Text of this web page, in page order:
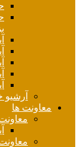
آرشیو
معاونت ها